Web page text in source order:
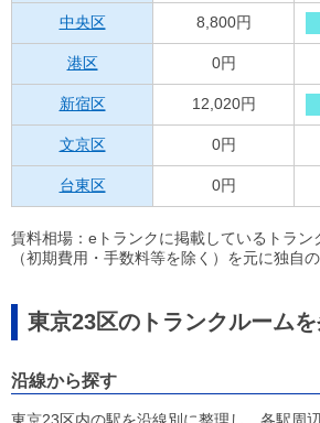
中央区 8,800円
港区 0円
新宿区 12,020円
文京区 0円
台東区 0円
賃料相場：eトランクに掲載しているトラン
（初期費用・手数料等を除く）を元に独自
東京23区のトランクルーム
沿線から探す